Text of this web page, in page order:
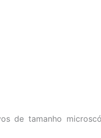
de tamanho